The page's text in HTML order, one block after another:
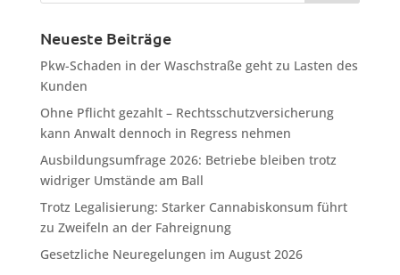
Neueste Beiträge
Pkw-Schaden in der Waschstraße geht zu Lasten des
Kunden
Ohne Pflicht gezahlt – Rechtsschutzversicherung
kann Anwalt dennoch in Regress nehmen
Ausbildungsumfrage 2026: Betriebe bleiben trotz
widriger Umstände am Ball
Trotz Legalisierung: Starker Cannabiskonsum führt
zu Zweifeln an der Fahreignung
Gesetzliche Neuregelungen im August 2026